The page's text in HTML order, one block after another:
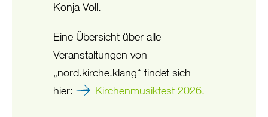
Konja Voll.
Eine Übersicht über alle
Veranstaltungen von
„nord.kirche.klang“ findet sich
hier:
Kirchenmusikfest 2026.